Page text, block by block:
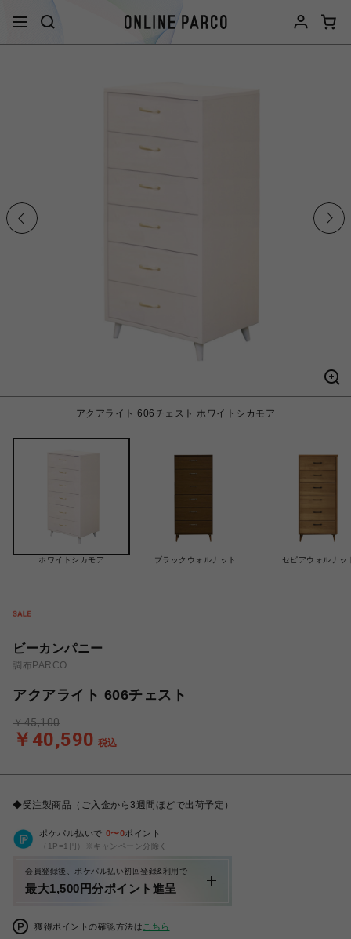
アクアライト 606チェスト ホワイトシカモア
ホワイトシカモア ブラックウォルナット セピアウォルナッ
ビーカンパニー
調布PARCO
アクアライト 606チェスト
￥40,590 税込
￥45,100
◆受注製商品（ご入金から3週間ほどで出荷予定）
ポケパル払いで 0〜0ポイント
（1P=1円）※キャンペーン分除く
会員登録後、ポケパル払い初回登録&利用で
最大1,500円分ポイント進呈
獲得ポイントの確認方法は こちら